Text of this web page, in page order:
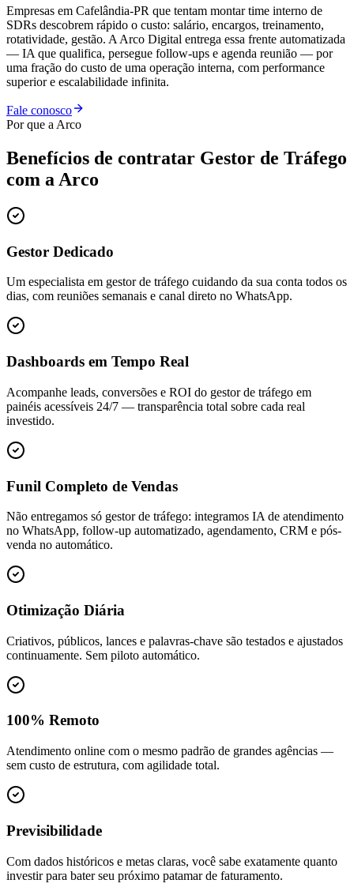
Empresas em Cafelândia-PR que tentam montar time interno de
SDRs descobrem rápido o custo: salário, encargos, treinamento,
rotatividade, gestão. A Arco Digital entrega essa frente automatizada
— IA que qualifica, persegue follow-ups e agenda reunião — por
uma fração do custo de uma operação interna, com performance
superior e escalabilidade infinita.
Fale conosco
Por que a Arco
Benefícios de contratar Gestor de Tráfego
com a Arco
Gestor Dedicado
Um especialista em gestor de tráfego cuidando da sua conta todos os
dias, com reuniões semanais e canal direto no WhatsApp.
Dashboards em Tempo Real
Acompanhe leads, conversões e ROI do gestor de tráfego em
painéis acessíveis 24/7 — transparência total sobre cada real
investido.
Funil Completo de Vendas
Não entregamos só gestor de tráfego: integramos IA de atendimento
no WhatsApp, follow-up automatizado, agendamento, CRM e pós-
venda no automático.
Otimização Diária
Criativos, públicos, lances e palavras-chave são testados e ajustados
continuamente. Sem piloto automático.
100% Remoto
Atendimento online com o mesmo padrão de grandes agências —
sem custo de estrutura, com agilidade total.
Previsibilidade
Com dados históricos e metas claras, você sabe exatamente quanto
investir para bater seu próximo patamar de faturamento.